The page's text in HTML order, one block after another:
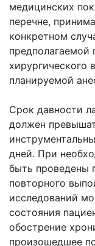
медицинских
перечне,
конкретном
предполагаемой
хирургического
планируемой
Срок давности
должен
дней. При
быть проведены
повторного
исследований
состояния
обострение
произошедшее